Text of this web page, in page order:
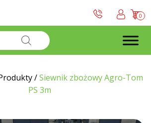
0
/Siewnik zbożowy Agro-Tom
PS 3m